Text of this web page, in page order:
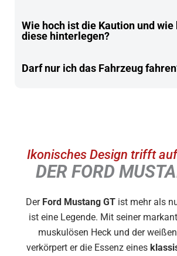
Wie hoch ist die Kaution und wie
diese hinterlegen?
Darf nur ich das Fahrzeug
Ikonisches Design trifft
DER FORD
Der Ford Mustang GT ist mehr als
ist eine Legende. Mit seiner
muskulösen Heck und der
verkörpert er die Essenz eines